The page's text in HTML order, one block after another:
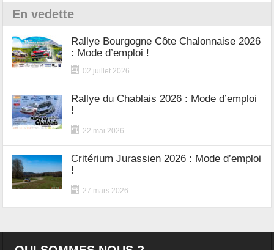
En vedette
Rallye Bourgogne Côte Chalonnaise 2026
: Mode d’emploi !
02 juillet 2026
Rallye du Chablais 2026 : Mode d’emploi
!
22 mai 2026
Critérium Jurassien 2026 : Mode d’emploi
!
27 mars 2026